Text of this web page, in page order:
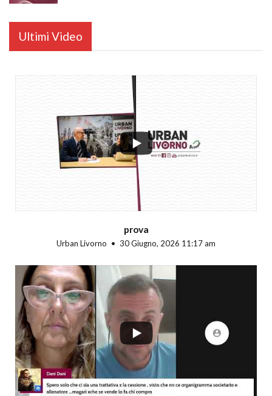
Ultimi Video
prova
Urban Livorno 30 Giugno, 2026 11:17 am